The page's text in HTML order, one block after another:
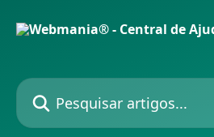
Pesquisar artigos...